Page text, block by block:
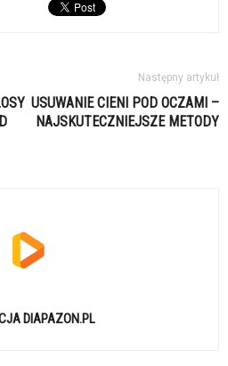
Następny artykuł
USUWANIE CIENI POD OCZAMI –
NAJSKUTECZNIEJSZE METODY
DIAPAZON.PL